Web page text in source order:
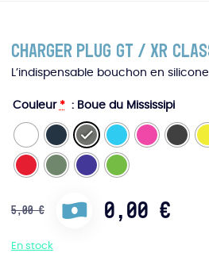
Charger Plug GT / XR
L’indispensable bouchon en
Couleur * : Boue du Mississipi
5,00€ 0,00 €
En stock